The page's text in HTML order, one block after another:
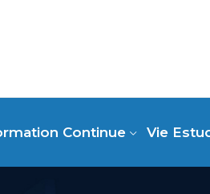
Continue Vie